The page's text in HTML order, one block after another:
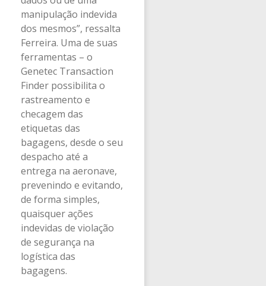
manipulação indevida
dos mesmos”, ressalta
Ferreira. Uma de suas
ferramentas – o
Genetec Transaction
Finder possibilita o
rastreamento e
checagem das
etiquetas das
bagagens, desde o seu
despacho até a
entrega na aeronave,
prevenindo e evitando,
de forma simples,
quaisquer ações
indevidas de violação
de segurança na
logística das
bagagens.